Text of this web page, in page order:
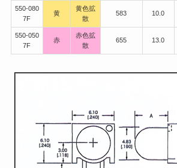
550-080
7F
黄
黄色拡
散
583 10.0
550-050
7F
赤
赤色拡
散
655 13.0